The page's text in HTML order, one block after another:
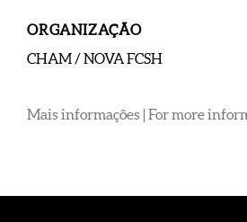
ORGANIZAÇÃO
CHAM / NOVA FCSH
Mais informações | For more